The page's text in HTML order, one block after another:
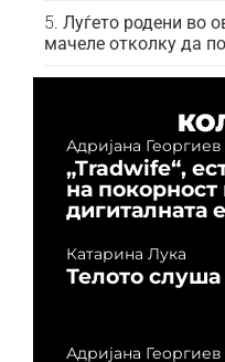
Луѓето родени во
мачеле отколку да
Адријана Георгиев
„Tradwife“,
на покорност
дигиталната
Катарина Лука
Телото слуша
Адријана Георгиев